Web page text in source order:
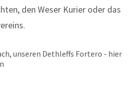
den Weser Kurier oder das